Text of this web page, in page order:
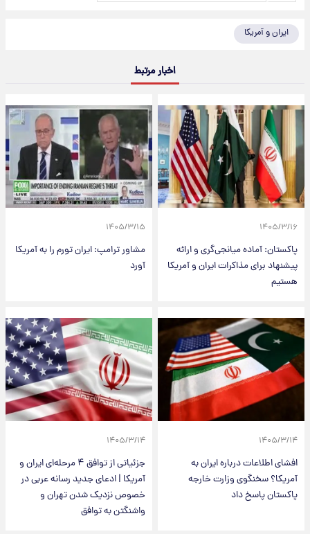
ایران و آمریکا
اخبار مرتبط
۱۴۰۵/۳/۱۶
پاکستان: آماده میانجی‌گری و ارائه
پیشنهاد برای مذاکرات ایران و آمریکا
هستیم
۱۴۰۵/۳/۱۵
مشاور ترامپ: ایران تورم را به آمریکا
آورد
۱۴۰۵/۳/۱۴
افشای اطلاعات درباره ایران به
آمریکا؟ سخنگوی وزارت خارجه
پاکستان پاسخ داد
۱۴۰۵/۳/۱۴
جزئیاتی از توافق ۴ مرحله‌ای ایران و
آمریکا | ادعای جدید رسانه عربی در
خصوص نزدیک شدن تهران و
واشنگتن به توافق